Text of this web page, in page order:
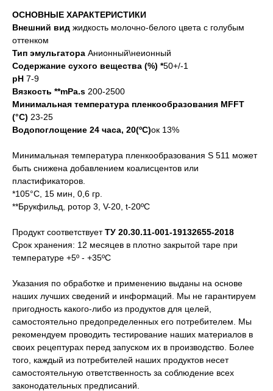
ОСНОВНЫЕ ХАРАКТЕРИСТИКИ
Внешний вид жидкость молочно-белого цвета с голубым
оттенком
Тип эмульгатора Анионный\неионный
Содержание сухого вещества (%) *50+/-1
рН 7-9
Вязкость **mPa.s 200-2500
Минимальная температура пленкообразования MFFT
(°C) 23-25
Водопоглощение 24 часа, 20(ºС)ок 13%
Минимальная температура пленкообразования S 511 может
быть снижена добавлением коалисцентов или
пластификаторов.
*105°C, 15 мин, 0,6 гр.
**Брукфильд, ротор 3, V-20, t-20ºС
Продукт соответствуетТУ 20.30.11-001-19132655-2018
Срок хранения: 12 месяцев в плотно закрытой таре при
температуре +5º - +35ºС
Указания по обработке и применению выданы на основе
наших лучших сведений и информаций. Мы не гарантируем
пригодность какого-либо из продуктов для целей,
самостоятельно предопределенных его потребителем. Мы
рекомендуем проводить тестирование наших материалов в
своих рецептурах перед запуском их в производство. Более
того, каждый из потребителей наших продуктов несет
самостоятельную ответственность за соблюдение всех
законодательных предписаний.